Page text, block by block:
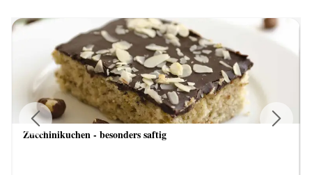
Zucchinikuchen - besonders saftig
Previous